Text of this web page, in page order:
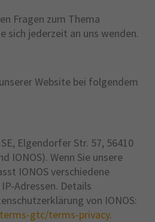
Fragen zum Thema
sich jederzeit an uns wenden.
Website bei folgendem
Elgendorfer Str. 57, 56410
IONOS). Wenn Sie unsere
IONOS verschiedene
Adressen. Details
von IONOS:
gtc/terms-privacy.